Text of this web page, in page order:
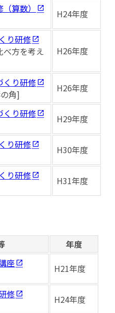
算数）
H24年度
り研修
方を考え
H26年度
くり研修
角]
H26年度
くり研修
H29年度
り研修
H30年度
り研修
H31年度
年度
座
H21年度
修
H24年度